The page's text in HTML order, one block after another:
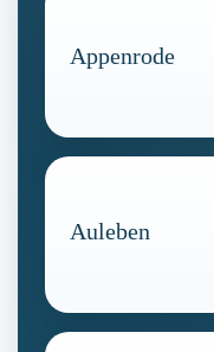
Appenrode
Auleben